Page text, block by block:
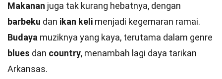
Makanan juga tak kurang hebatnya, dengan
barbeku dan ikan keli menjadi kegemaran ramai.
Budaya muziknya yang kaya, terutama dalam genre
blues dan country, menambah lagi daya tarikan
Arkansas.